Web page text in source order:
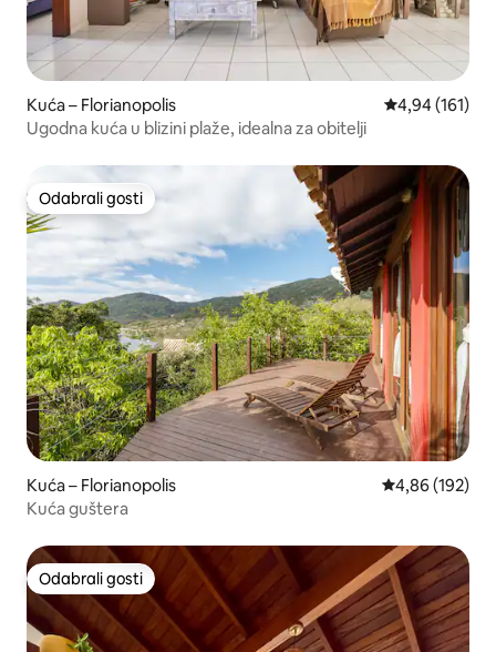
Kuća – Florianopolis Prosječna
4,94 (161)
Ugodna kuća u blizini plaže, idealna za obitelji
Odabrali gosti
Odabrali gosti
Kuća – Florianopolis Prosječna
4,86 (192)
Kuća guštera
Odabrali gosti
Odabrali gosti